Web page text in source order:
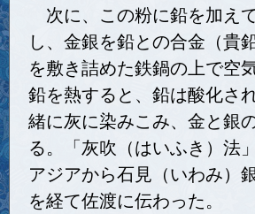
次に、この粉に鉛を加え
し、金銀を鉛との合金（貴
を敷き詰めた鉄鍋の上で空
鉛を熱すると、鉛は酸化さ
緒に灰に染みこみ、金と銀
る。「灰吹（はいふき）法
アジアから石見（いわみ）
を経て佐渡に伝わった。